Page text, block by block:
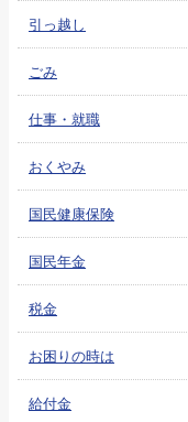
引っ越し
ごみ
仕事・就職
おくやみ
国民健康保険
国民年金
税金
お困りの時は
給付金